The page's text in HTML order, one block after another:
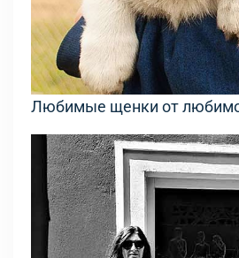
Любимые щенки от